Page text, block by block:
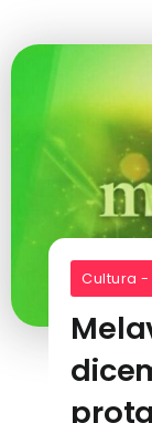
Cultura